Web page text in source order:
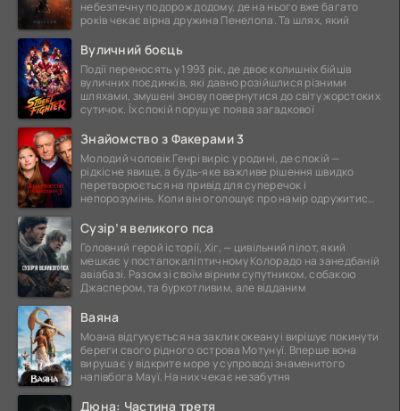
небезпечну подорож додому, де на нього вже багато
років чекає вірна дружина Пенелопа. Та шлях, який
Вуличний боєць
Події переносять у 1993 рік, де двоє колишніх бійців
вуличних поєдинків, які давно розійшлися різними
шляхами, змушені знову повернутися до світу жорстоких
сутичок. Їх спокій порушує поява загадкової
Знайомство з Факерами 3
Молодий чоловік Генрі виріс у родині, де спокій —
рідкісне явище, а будь-яке важливе рішення швидко
перетворюється на привід для суперечок і
непорозумінь. Коли він оголошує про намір одружитися,
Сузір’я великого пса
Головний герой історії, Хіг, — цивільний пілот, який
мешкає у постапокаліптичному Колорадо на занедбаній
авіабазі. Разом зі своїм вірним супутником, собакою
Джаспером, та буркотливим, але відданим
Ваяна
Моана відгукується на заклик океану і вирішує покинути
береги свого рідного острова Мотунуї. Вперше вона
вирушає у відкрите море у супроводі знаменитого
напівбога Мауї. На них чекає незабутня
Дюна: Частина третя